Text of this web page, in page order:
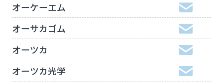
オーケーエム
オーサカゴム
オーツカ
オーツカ光学